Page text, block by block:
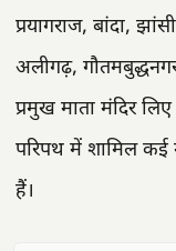
प्रयागराज, बांदा,
अलीगढ़,
प्रमुख माता मंदिर
परिपथ में शामिल कई
हैं।